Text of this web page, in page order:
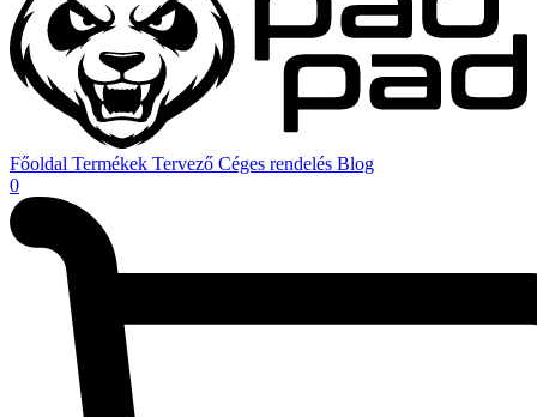
Főoldal Termékek Tervező Céges rendelés Blog
0